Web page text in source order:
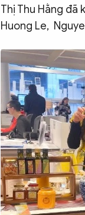
Thị Thu Hằng đã
Huong Le,